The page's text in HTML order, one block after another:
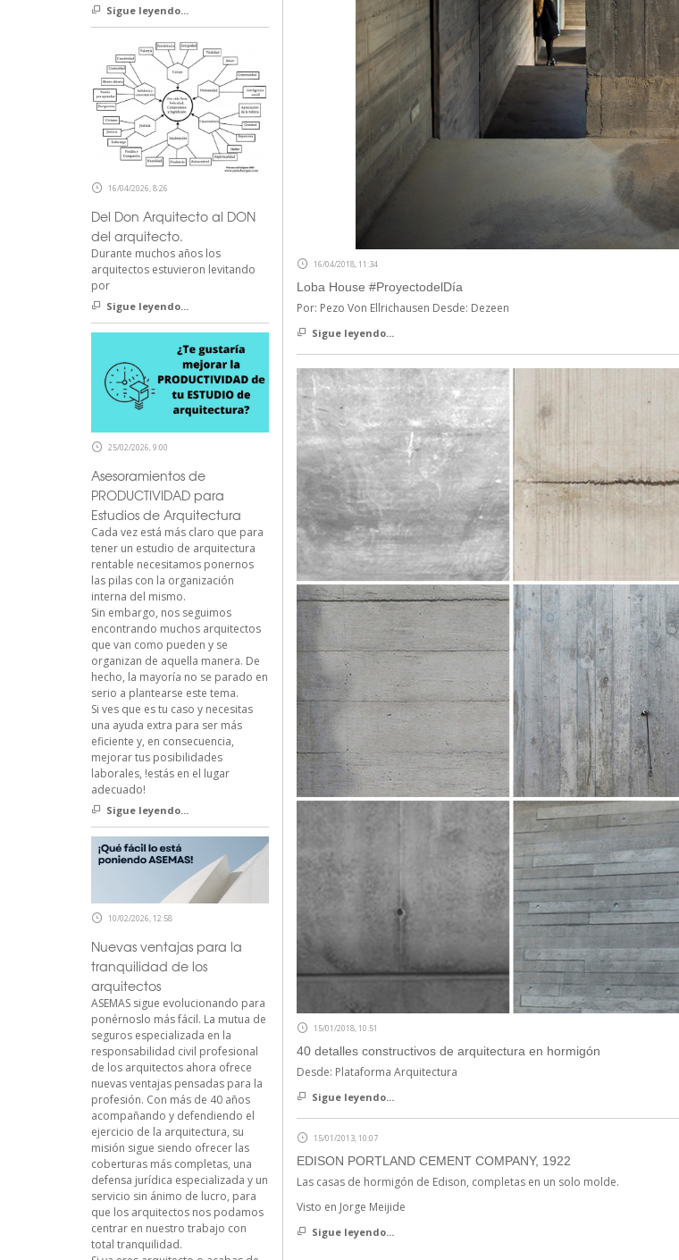
16/04/2018, 11:34
Loba House #ProyectodelDía
Por: Pezo Von Ellrichausen Desde: Dezeen
Sigue leyendo...
15/01/2018, 10:51
40 detalles constructivos de arquitectura en hormigón
Desde: Plataforma Arquitectura
Sigue leyendo...
15/01/2013, 10:07
EDISON PORTLAND CEMENT COMPANY, 1922
Las casas de hormigón de Edison, completas en un solo molde.
Visto en Jorge Meijide
Sigue leyendo...
Sigue leyendo...
16/04/2026, 8:26
Del Don Arquitecto al DON
del arquitecto.
Durante muchos años los
arquitectos estuvieron levitando
por
Sigue leyendo...
25/02/2026, 9:00
Asesoramientos de
PRODUCTIVIDAD para
Estudios de Arquitectura
Cada vez está más claro que para
tener un estudio de arquitectura
rentable necesitamos ponernos
las pilas con la organización
interna del mismo.
Sin embargo, nos seguimos
encontrando muchos arquitectos
que van como pueden y se
organizan de aquella manera. De
hecho, la mayoría no se parado en
serio a plantearse este tema.
Si ves que es tu caso y necesitas
una ayuda extra para ser más
eficiente y, en consecuencia,
mejorar tus posibilidades
laborales, !estás en el lugar
adecuado!
Sigue leyendo...
10/02/2026, 12:58
Nuevas ventajas para la
tranquilidad de los
arquitectos
ASEMAS sigue evolucionando para
ponérnoslo más fácil. La mutua de
seguros especializada en la
responsabilidad civil profesional
de los arquitectos ahora ofrece
nuevas ventajas pensadas para la
profesión. Con más de 40 años
acompañando y defendiendo el
ejercicio de la arquitectura, su
misión sigue siendo ofrecer las
coberturas más completas, una
defensa jurídica especializada y un
servicio sin ánimo de lucro, para
que los arquitectos nos podamos
centrar en nuestro trabajo con
total tranquilidad.